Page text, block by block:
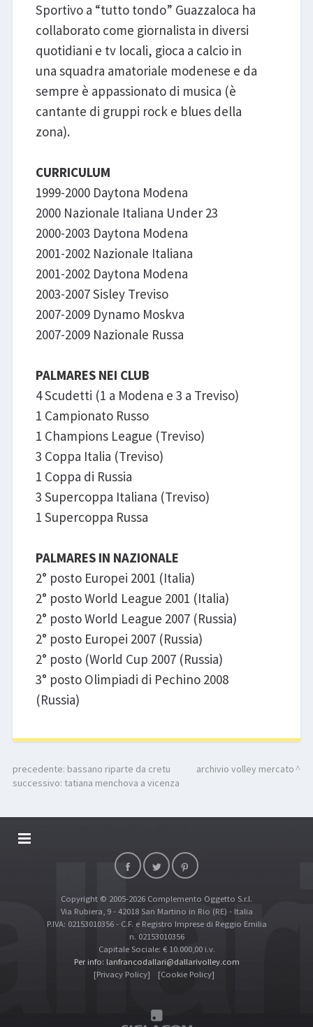
Sportivo a “tutto tondo” Guazzaloca ha
collaborato come giornalista in diversi
quotidiani e tv locali, gioca a calcio in
una squadra amatoriale modenese e da
sempre è appassionato di musica (è
cantante di gruppi rock e blues della
zona).
CURRICULUM
1999-2000 Daytona Modena
2000 Nazionale Italiana Under 23
2000-2003 Daytona Modena
2001-2002 Nazionale Italiana
2001-2002 Daytona Modena
2003-2007 Sisley Treviso
2007-2009 Dynamo Moskva
2007-2009 Nazionale Russa
PALMARES NEI CLUB
4 Scudetti (1 a Modena e 3 a Treviso)
1 Campionato Russo
1 Champions League (Treviso)
3 Coppa Italia (Treviso)
1 Coppa di Russia
3 Supercoppa Italiana (Treviso)
1 Supercoppa Russa
PALMARES IN NAZIONALE
2° posto Europei 2001 (Italia)
2° posto World League 2001 (Italia)
2° posto World League 2007 (Russia)
2° posto Europei 2007 (Russia)
2° posto (World Cup 2007 (Russia)
3° posto Olimpiadi di Pechino 2008
(Russia)
precedente: bassano riparte da cretu
successivo: tatiana menchova a vicenza
archivio volley mercato
DALLARIVOLLEY SOSTIENE
TOP RICERCHE
SITE MAP
Copyright © 2005-2026 Complemento Oggetto S.r.l.
Via Rubiera, 9 - 42018 San Martino in Rio (RE) - Italia
P.IVA: 02153010356 - C.F. e Registro Imprese di Reggio Emilia
n. 02153010356
Capitale Sociale: € 10.000,00 i.v.
Per info: lanfrancodallari@dallarivolley.com
[Privacy Policy]
[Cookie Policy]